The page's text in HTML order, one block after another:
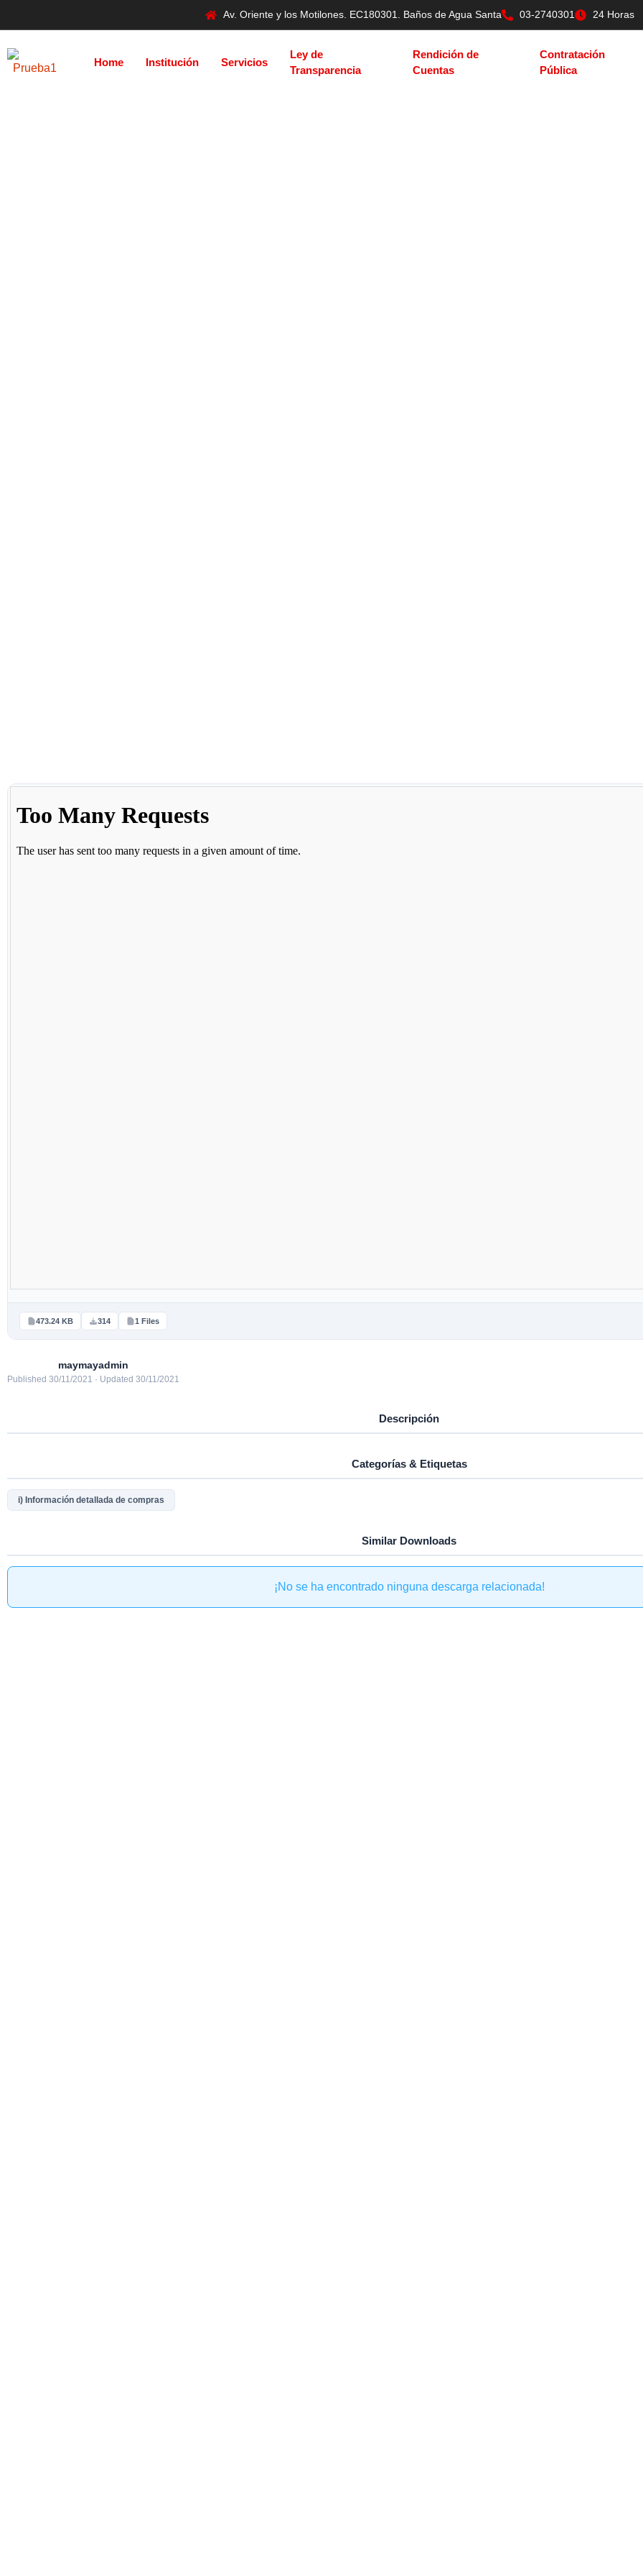
Av. Oriente y los Motilones. EC180301. Baños de Agua Santa 03-2740301 24 Horas
Home Institución Servicios
Ley de
Transparencia
Rendición de
Cuentas
Contratación
Pública
473.24 KB 314 1 Files
maymayadmin
Published 30/11/2021 · Updated 30/11/2021
Descripción
Categorías & Etiquetas
i) Información detallada de compras
Similar Downloads
¡No se ha encontrado ninguna descarga relacionada!